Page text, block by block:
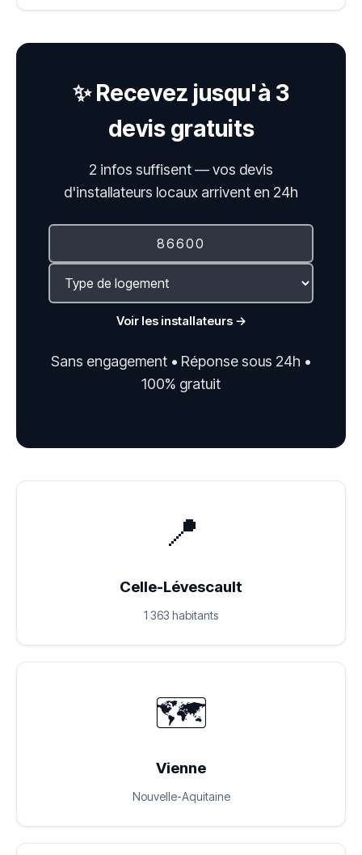
✨ Recevez jusqu'à 3
devis gratuits
2 infos suffisent — vos devis
d'installateurs locaux arrivent en 24h
Voir les installateurs →
Sans engagement • Réponse sous 24h •
100% gratuit
📍
Celle-Lévescault
1 363 habitants
🗺️
Vienne
Nouvelle-Aquitaine